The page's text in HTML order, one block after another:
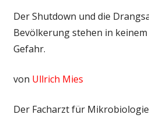
Politik
Wirtschaft
Wissenschaft
Der Shutdown und die
Bevölkerung stehen in
Gefahr.
von Ullrich Mies
Der Facharzt für